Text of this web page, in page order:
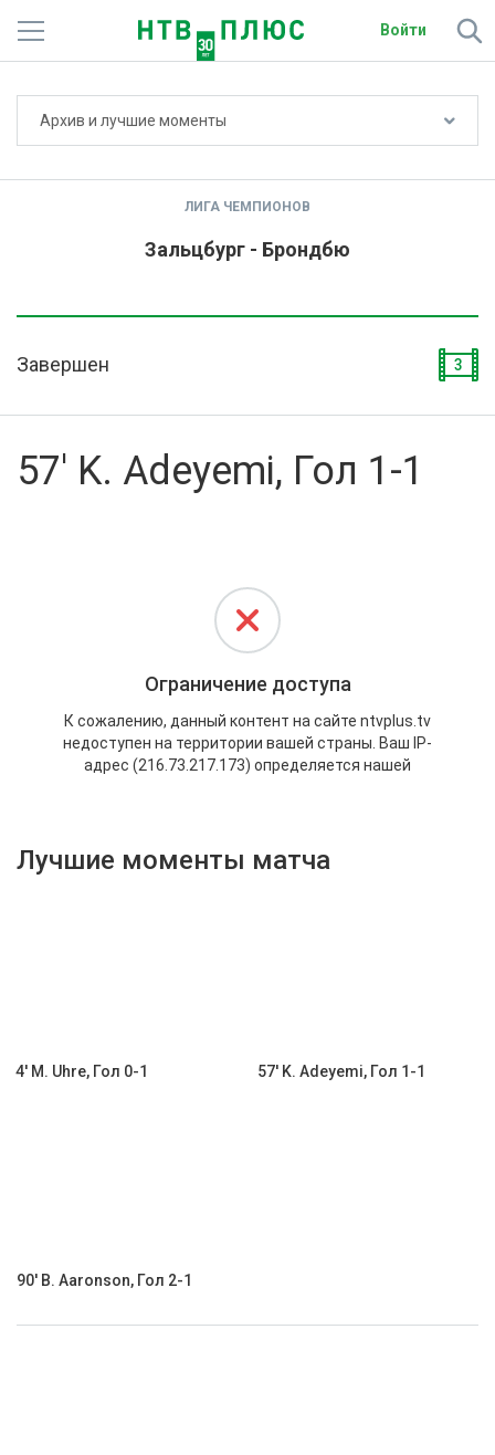
Войти
О сайте
Архив и лучшие моменты
ЛИГА ЧЕМПИОНОВ
Зальцбург - Брондбю
Завершен 3
57' K. Adeyemi, Гол 1-1
Лучшие моменты матча
4' M. Uhre, Гол 0-1 57' K. Adeyemi, Гол 1-1
90' B. Aaronson, Гол 2-1